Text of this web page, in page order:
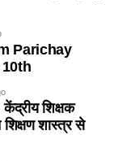
रखना क्या
मार्गदर्शन किस
Parichay
शिक्षक
शिक्षण शास्त्र से